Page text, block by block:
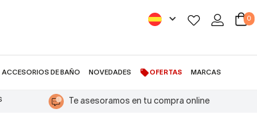
0
ACCESORIOS DE BAÑO NOVEDADES OFERTAS MARCAS
Te asesoramos en tu compra online